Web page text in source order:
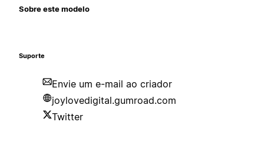
Sobre este modelo
Suporte
Envie um e-mail ao criador
joylovedigital.gumroad.com
Twitter